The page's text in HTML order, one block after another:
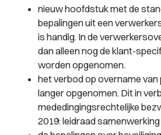
nieuw hoofdstuk met de
bepalingen uit een
is handig. In de
dan alleen nog de klant-
worden opgenomen.
het verbod op overname
langer opgenomen. Dit in
mededingingsrechtelijke
2019: leidraad